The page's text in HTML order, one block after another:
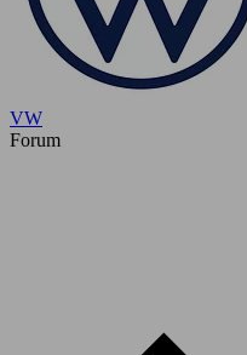
VW
Forum